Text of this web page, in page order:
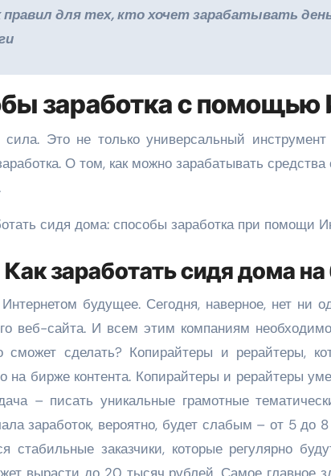
для тех, кто хочет зарабатывать
заработка с помощью
Это не только универсальный
О том, как можно зарабатывать
Как заработать сидя дома
будущее. Сегодня, наверное, нет ни
веб-сайта. И всем этим компаниям
сможет сделать? Копирайтеры и рерайтеры,
на бирже контента. Копирайтеры и рерайтеры
– писать уникальные грамотные
заработок, вероятно, будет слабым – от 5 до
стабильные заказчики, которые регулярно